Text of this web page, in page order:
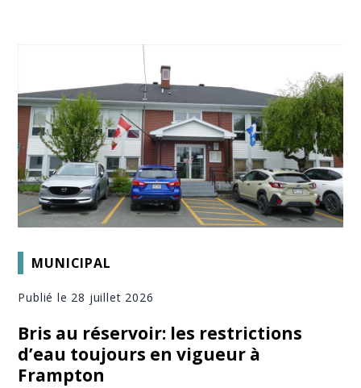
MUNICIPAL
Publié le 28 juillet 2026
Bris au réservoir: les restrictions
d’eau toujours en vigueur à
Frampton